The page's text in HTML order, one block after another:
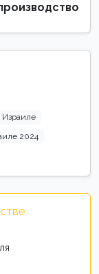
Израиле
2024